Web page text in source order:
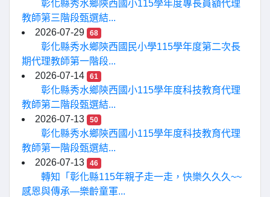
彰化縣秀水鄉陝西國小115學年度專長員額代理
教師第三階段甄選結...
2026-07-29
68
彰化縣秀水鄉陝西國民小學115學年度第二次長
期代理教師第一階段...
2026-07-14
61
彰化縣秀水鄉陝西國小115學年度科技教育代理
教師第二階段甄選結...
2026-07-13
50
彰化縣秀水鄉陝西國小115學年度科技教育代理
教師第一階段甄選結...
2026-07-13
46
轉知「彰化縣115年親子走一走，快樂久久久~~
感恩與傳承—樂齡童軍...